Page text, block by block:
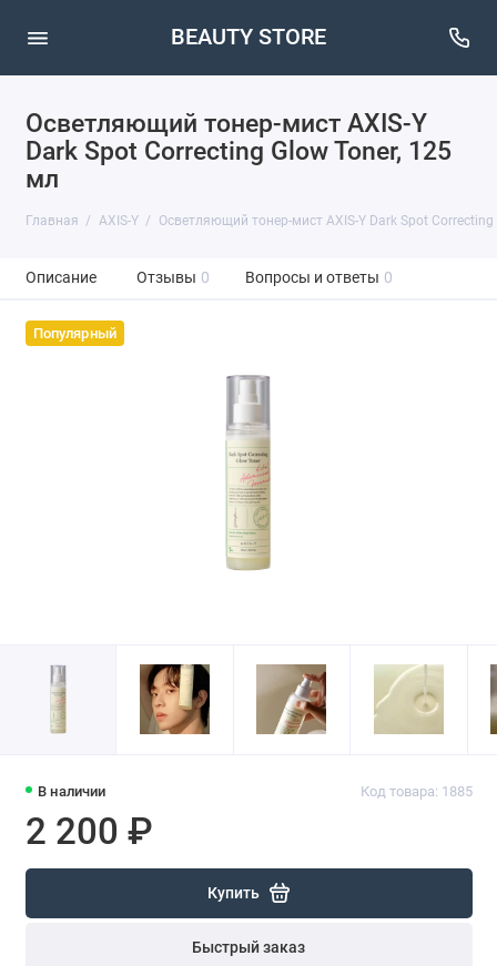
BEAUTY STORE
Осветляющий тонер-мист AXIS-Y
Dark Spot Correcting Glow Toner, 125
мл
Главная AXIS-Y Осветляющий тонер-мист AXIS-Y Dark Spot Correcting
Описание Отзывы 0 Вопросы и ответы 0
Популярный
В наличии Код товара: 1885
2 200 ₽
Купить
Быстрый заказ